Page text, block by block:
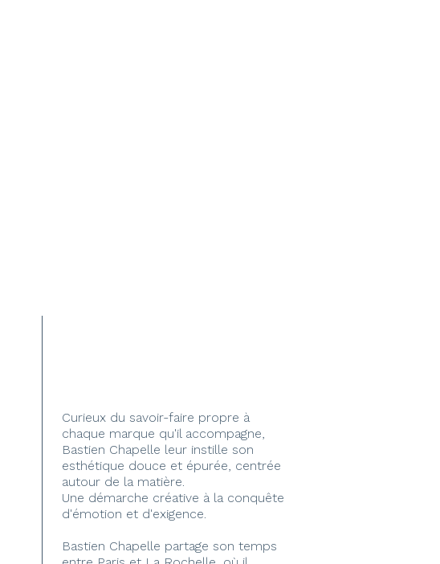
Curieux du savoir-faire propre à
chaque marque qu'il accompagne,
Bastien Chapelle leur instille son
esthétique douce et épurée, centrée
autour de la matière.
Une démarche créative à la conquête
d'émotion et d'exigence.
Bastien Chapelle partage son temps